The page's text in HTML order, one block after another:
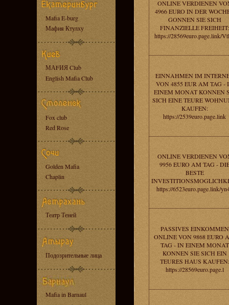
Mafia E-burg
Мафия Ктулху
МАFИЯ Club
English Mafia Club
Fox club
Red Rose
Golden Mafia
Chaplin
Театр Теней
Подозрительные лица
Mafia in Barnaul
ONLINE VERDIENEN
4966 EURO IN DER
GONNEN SIE SICH
FINANZIELLE FREIHEIT:
https://28569euro.page.link/
EINNAHMEN IM
VON 4855 EUR AM TAG -
EINEM MONAT KONNEN
SICH EINE TEURE
KAUFEN:
https://2539euro.page.link
ONLINE VERDIENEN
9956 EURO AM TAG -
BESTE
https://6523euro.page.link/
PASSIVES EINKOMMEN
ONLINE VON 9868 EURO
TAG - IN EINEM MONAT
KONNEN SIE SICH EIN
TEURES HAUS KAUFEN:
https://28569euro.page.l